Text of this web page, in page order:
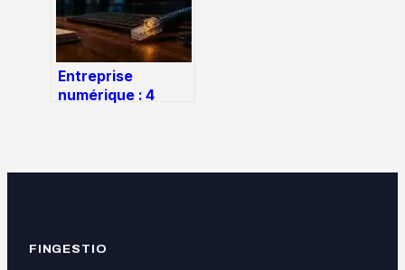
Entreprise
numérique : 4
transformation
FINGESTIO